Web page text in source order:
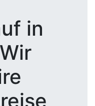
in